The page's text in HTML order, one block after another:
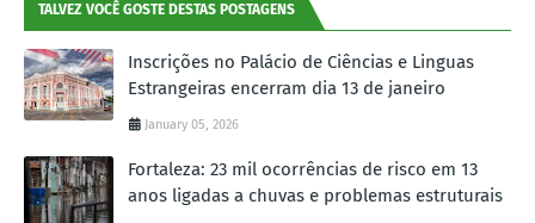
TALVEZ VOCÊ GOSTE DESTAS POSTAGENS
Inscrições no Palácio de Ciências e Linguas
Estrangeiras encerram dia 13 de janeiro
January 05, 2026
Fortaleza: 23 mil ocorrências de risco em 13
anos ligadas a chuvas e problemas estruturais